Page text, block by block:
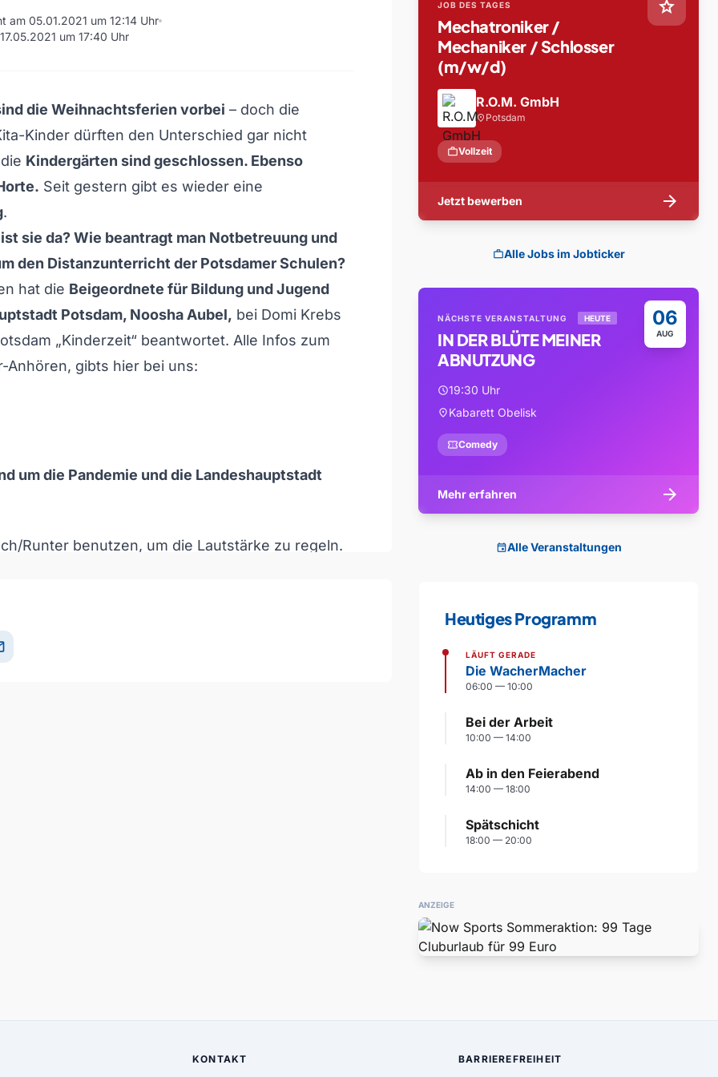
am 05.01.2021 um 12:14 Uhr
um 17:40 Uhr
die Weihnachtsferien vorbei – doch die
Kinder dürften den Unterschied gar nicht
Kindergärten sind geschlossen. Ebenso
Seit gestern gibt es wieder eine
.
sie da? Wie beantragt man Notbetreuung und
den Distanzunterricht der Potsdamer Schulen?
hat die Beigeordnete für Bildung und Jugend
Potsdam, Noosha Aubel, bei Domi Krebs
„Kinderzeit“ beantwortet. Alle Infos zum
Anhören, gibts hier bei uns:
Runter benutzen, um die Lautstärke zu regeln.
um die Pandemie und die Landeshauptstadt
star
JOB DES TAGES
Mechatroniker /
Mechaniker / Schlosser
(m/w/d)
R.O.M. GmbH
location_on Potsdam
workVollzeit
Jetzt bewerben arrow_forward
workAlle Jobs im Jobticker
06
AUG
NÄCHSTE VERANSTALTUNG HEUTE
IN DER BLÜTE MEINER
ABNUTZUNG
schedule19:30 Uhr
location_onKabarett Obelisk
confirmation_numberComedy
Mehr erfahren arrow_forward
eventAlle Veranstaltungen
Heutiges Programm
LÄUFT GERADE
Die WacherMacher
06:00 — 10:00
Bei der Arbeit
10:00 — 14:00
Ab in den Feierabend
14:00 — 18:00
Spätschicht
18:00 — 20:00
ANZEIGE
KONTAKT BARRIEREFREIHEIT